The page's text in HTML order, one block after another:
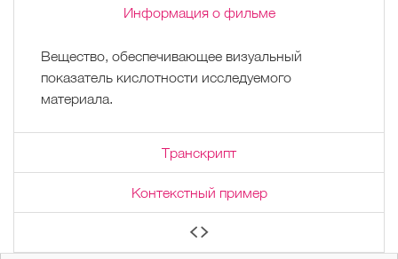
Информация о фильме
Вещество, обеспечивающее визуальный
показатель кислотности исследуемого
материала.
Транскрипт
Контекстный пример